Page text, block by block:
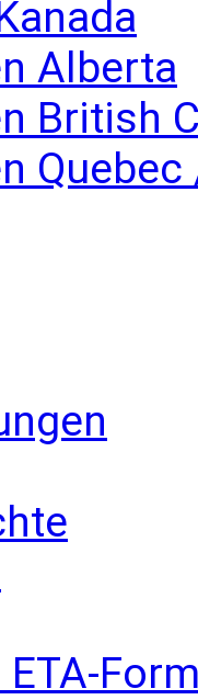
Alberta
British
ETA-